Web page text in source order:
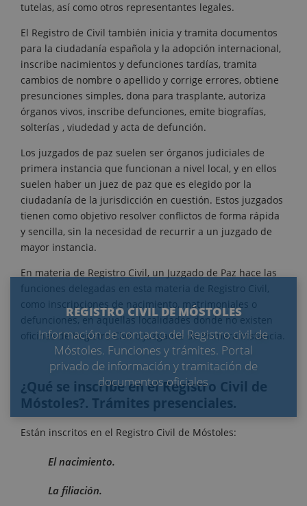
REGISTRO CIVIL DE MÓSTOLES
Información de contacto del Registro civil de
Móstoles. Funciones y trámites. Portal
privado de información y tramitación de
documentos oficiales
tutelas, así como otros representantes legales.
El Registro de Civil también inicia y tramita documentos
para la ciudadanía española y la adopción internacional,
inscribe nacimientos y defunciones tardías, tramita
cambios de nombre o apellido y corrige errores, obtiene
presunciones simples, dona para trasplante, autoriza
órganos vivos, inscribe defunciones, emite biografías,
solterías , viudedad y acta de defunción.
Los juzgados de paz suelen ser órganos judiciales de
primera instancia que funcionan a nivel local, y en ellos
suelen haber un juez de paz que es elegido por la
ciudadanía de la jurisdicción en cuestión. Estos juzgados
tienen como objetivo resolver conflictos de forma rápida
y sencilla, sin la necesidad de recurrir a un juzgado de
mayor instancia.
En materia de Registro Civil, un Juzgado de Paz hace las
funciones delegadas en esta materia de Registro Civil,
como inscripciones de nacimiento, matrimoniales o
defunciones, en aquellas localidades donde no existen
oficinas de Registro Civil o Juzgados de Primera Instancia.
¿Qué se inscribe en el Registro Civil de
Móstoles?. Trámites presenciales.
Están inscritos en el Registro Civil de Móstoles:
El nacimiento.
La filiación.